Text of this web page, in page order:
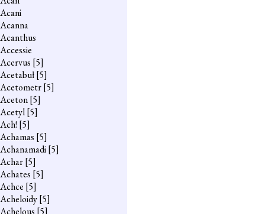
Acani
Acanna
Acanthus
Accessie
Acervus [5]
Acetabuł[5]
Acetometr[5]
Aceton[5]
Acetyl[5]
Ach! [5]
Achamas [5]
Achanamadi[5]
Achar[5]
Achates [5]
Achce [5]
Acheloidy[5]
Achelous [5]